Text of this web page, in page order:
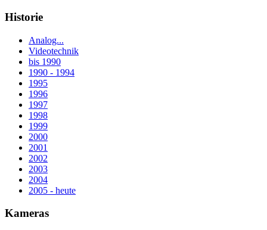
Historie
Analog...
Videotechnik
bis 1990
1990 - 1994
1995
1996
1997
1998
1999
2000
2001
2002
2003
2004
2005 - heute
Kameras